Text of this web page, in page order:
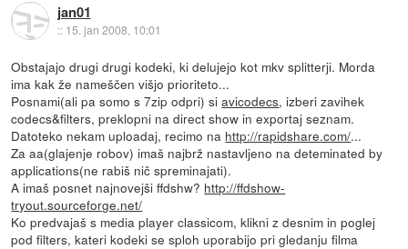
jan01
:: 15. jan 2008, 10:01
Obstajajo drugi drugi kodeki, ki delujejo kot mkv splitterji. Morda
ima kak že nameščen višjo prioriteto...
Posnami(ali pa somo s 7zip odpri) siavicodecs, izberi zavihek
codecs&filters, preklopni na direct show in exportaj seznam.
Datoteko nekam uploadaj, recimo na http://rapidshare.com/...
Za aa(glajenje robov) imaš najbrž nastavljeno na deteminated by
applications(ne rabiš nič spreminajati).
A imaš posnet najnovejši ffdshw? http://ffdshow-
tryout.sourceforge.net/
Ko predvajaš s media player classicom, klikni z desnim in poglej
pod filters, kateri kodeki se sploh uporabijo pri gledanju filma